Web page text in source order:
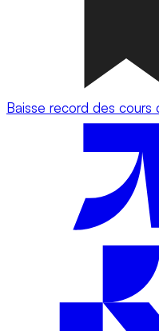
Baisse record des cours